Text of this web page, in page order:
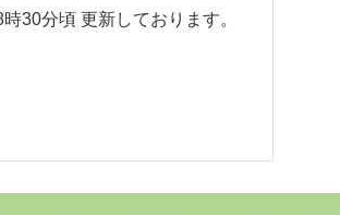
30分頃 更新しております。